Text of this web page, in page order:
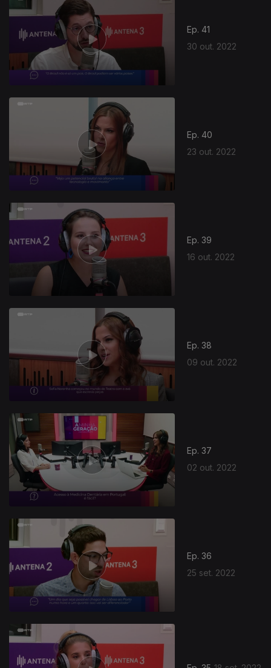
Ep. 41
30 out. 2022
Ep. 40
23 out. 2022
Ep. 39
16 out. 2022
647101
Ep. 38
09 out. 2022
Ep. 37
02 out. 2022
Ep. 36
25 set. 2022